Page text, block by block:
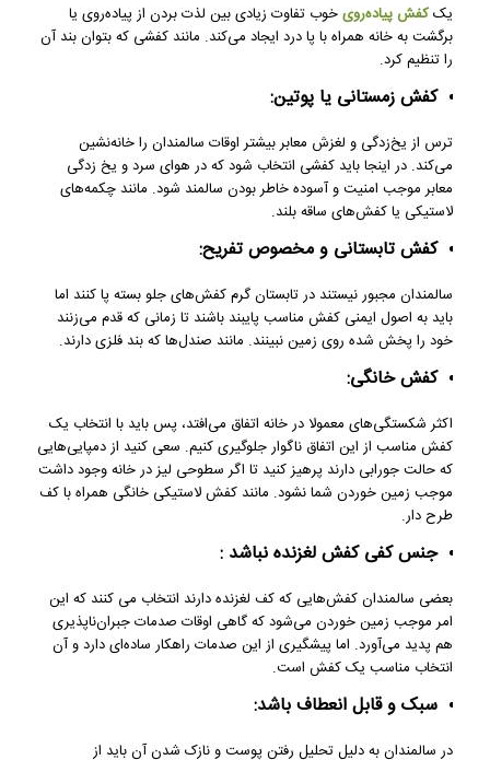
یککفش پیاده‌رویخوب تفاوت زیادی بین لذت بردن از پیاده‌روی یا
برگشت به خانه همراه با پا درد ایجاد می‌کند. مانند کفشی که بتوان بند آن
را تنظیم کرد.
کفش زمستانی یا پوتین:
ترس از یخ‌زدگی و لغزش معابر بیشتر اوقات سالمندان را خانه‌نشین
می‌کند. در اینجا باید کفشی انتخاب شود که در هوای سرد و یخ زدگی
معابر موجب امنیت و آسوده خاطر بودن سالمند شود. مانند چکمه‌های
لاستیکی یا کفش‌های ساقه بلند.
کفش تابستانی و مخصوص تفریح:
سالمندان مجبور نیستند در تابستان گرم کفش‌های جلو بسته پا کنند اما
باید به اصول ایمنی کفش مناسب پایبند باشند تا زمانی که قدم می‌زنند
خود را پخش شده روی زمین نبینند. مانند صندل‌ها که بند فلزی دارند.
کفش خانگی:
اکثر شکستگی‌های معمولا در خانه اتفاق می‌افتد، پس باید با انتخاب یک
کفش مناسب از این اتفاق ناگوار جلوگیری کنیم. سعی کنید از دمپایی‌هایی
که حالت جورابی دارند پرهیز کنید تا اگر سطوحی لیز در خانه وجود داشت
موجب زمین خوردن شما نشود. مانند کفش لاستیکی خانگی همراه با کف
طرح دار.
جنس کفی کفش لغزنده نباشد :
بعضی سالمندان کفش‌هایی که کف لغزنده دارند انتخاب می کنند که این
امر موجب زمین خوردن می‌شود که گاهی اوقات صدمات جبران‌ناپذیری
هم پدید می‌آورد. اما پیشگیری از این صدمات راهکار ساده‌ای دارد و آن
انتخاب مناسب یک کفش است.
سبک و قابل انعطاف باشد:
در سالمندان به دلیل تحلیل رفتن پوست و نازک شدن آن باید از